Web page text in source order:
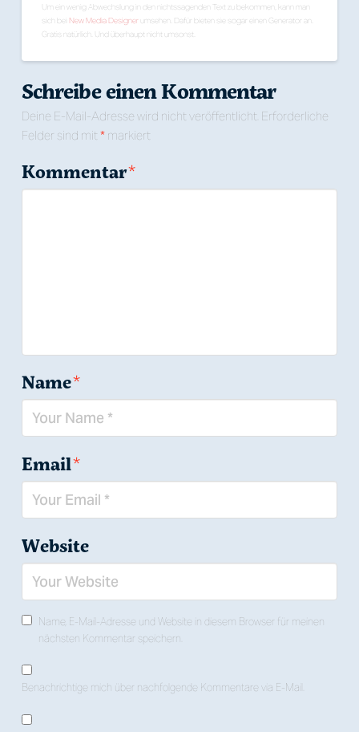
Um ein wenig Abwechslung in den nichtssagenden Text zu bekommen, kann man
sich bei New Media Designerumsehen. Dafür bieten sie sogar einen Generator an.
Gratis natürlich. Und überhaupt nicht umsonst.
Schreibe einen Kommentar
Deine E-Mail-Adresse wird nicht veröffentlicht. Erforderliche
Felder sind mit *markiert
Kommentar*
Name*
Email*
Website
Name, E-Mail-Adresse und Website in diesem Browser für meinen
nächsten Kommentar speichern.
Benachrichtige mich über nachfolgende Kommentare via E-Mail.